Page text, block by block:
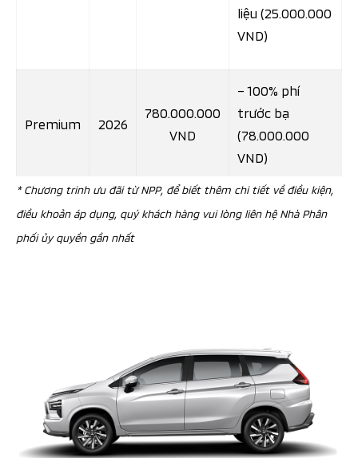
liệu (25.000.000
VND)
Premium 2026
780.000.000
VND
– 100% phí
trước bạ
(78.000.000
VND)
* Chương trinh ưu đãi từ NPP, để biết thêm chi tiết về điều kiện,
điều khoản áp dụng, quý khách hàng vui lòng liên hệ Nhà Phân
phối ủy quyền gần nhất